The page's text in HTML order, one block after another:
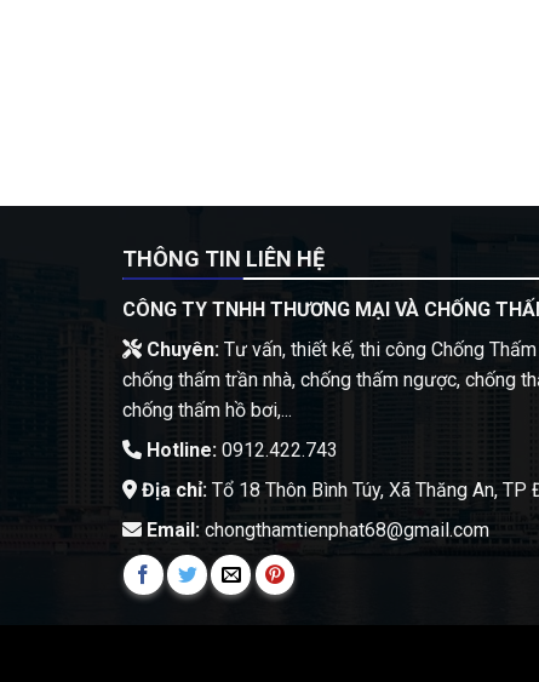
THÔNG TIN LIÊN HỆ
CÔNG TY TNHH THƯƠNG MẠI VÀ CHỐNG
Chuyên:Tư vấn, thiết kế, thi công Chống
chống thấm trần nhà, chống thấm ngược, chống
chống thấm hồ bơi,...
Hotline:0912.422.743
Địa chỉ:Tổ 18 Thôn Bình Túy, Xã Thăng An, TP
Email:chongthamtienphat68@gmail.com